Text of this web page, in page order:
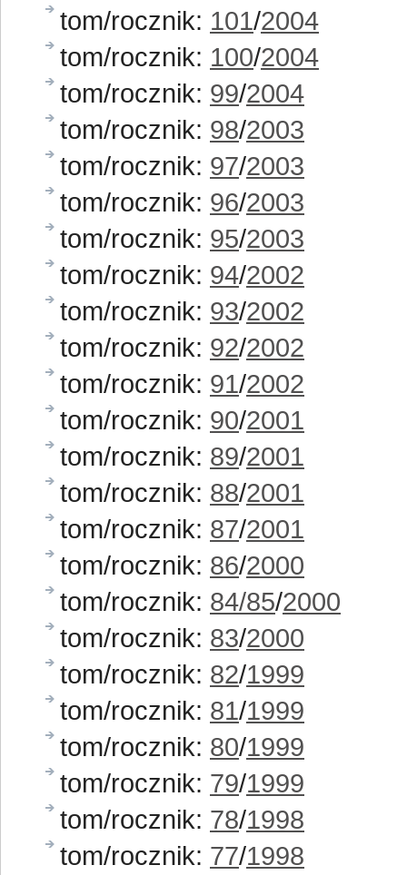
tom/rocznik: 101/2004
tom/rocznik: 100/2004
tom/rocznik: 99/2004
tom/rocznik: 98/2003
tom/rocznik: 97/2003
tom/rocznik: 96/2003
tom/rocznik: 95/2003
tom/rocznik: 94/2002
tom/rocznik: 93/2002
tom/rocznik: 92/2002
tom/rocznik: 91/2002
tom/rocznik: 90/2001
tom/rocznik: 89/2001
tom/rocznik: 88/2001
tom/rocznik: 87/2001
tom/rocznik: 86/2000
tom/rocznik: 84/85/2000
tom/rocznik: 83/2000
tom/rocznik: 82/1999
tom/rocznik: 81/1999
tom/rocznik: 80/1999
tom/rocznik: 79/1999
tom/rocznik: 78/1998
tom/rocznik: 77/1998